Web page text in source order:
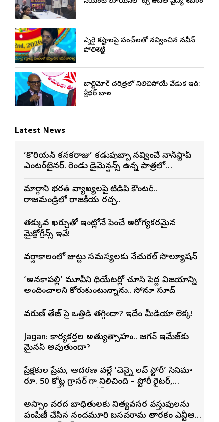
సెయింట్ లూయిస్‌లో నాట్స్ ఉచిత వైద్య శిబిరం
ఎన్నారై కష్టాలపై పంచ్‌లతో నవ్వించిన నవీన్
పోలిశెట్టి
బాల్టిమోర్ చరిత్రలో నిలిచిపోయే వేడుక ఇది:
శ్రీధర్ బానాల
Latest News
‘కొరియన్ కనకరాజు’ కడుపుబ్బా నవ్వించే నాన్‌స్టాప్
ఎంటర్‌టైనర్. రెండు డైమెన్షన్స్ ఉన్న పాత్రలో
మార్గాని భరత్ వ్యాఖ్యలపై టీడీపీ కౌంటర్..
రాజమండ్రిలో రాజకీయ రచ్చ..
తక్కువ ఖర్చుతో ఇంట్లోనే పెంచే ఆరోగ్యకరమైన
మైక్రోగ్రీన్స్ ఇవే!
వర్షాకాలంలో జుట్టు సమస్యలకు నేచురల్ సొల్యూషన్
‘అనకాపల్లి’ మూవీని థియేటర్లో చూసి పెద్ద విజయాన్ని
అందించాలని కోరుకుంటున్నాను.. సోనూ సూద్
వరుణ్ తేజ్‌ పై ఒత్తిడి తగ్గిందా? ఇదేం మీడియా లెక్క!
Jagan: కార్యకర్తల అత్యుత్సాహం.. జగన్ ఇమేజ్‌కు
మైనస్ అవుతుందా?
ప్రేక్షకుల ప్రేమ, ఆదరణ వల్లే ‘చెన్నై లవ్ స్టోరీ’ సినిమా
రూ. 50 కోట్ల గ్రాసర్ గా నిలిచింది – స్టోరీ రైటర్,
అస్సాం వరద బాధితులకు నిత్యవసర వస్తువులను
పంపిణీ చేసిన నందమూరి బసవరామ తారకం ఎన్టీఆర్